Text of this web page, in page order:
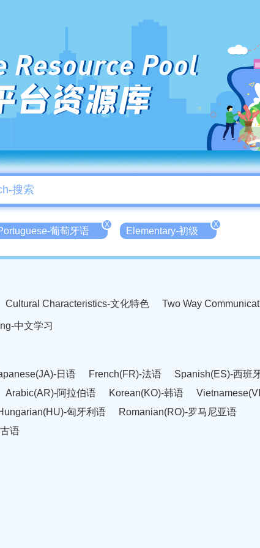
Resource Pool
台资源库
葡萄牙语
X
Elementary-初级
X
Cultural Characteristics-文化特色 Two Way
中文学习
日语 French(FR)-法语
Spanish(ES)-西班
Arabic(AR)-阿拉伯语 Korean(KO)-韩语
匈牙利语
Romanian(RO)-罗马尼亚语
语